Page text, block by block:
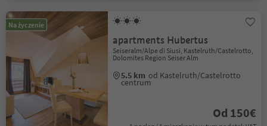
Na życzenie
apartments Hubertus
Seiseralm/Alpe di Siusi, Kastelruth/Castelrotto,
Dolomites Region Seiser Alm
5.5 km od Kastelruth/Castelrotto
centrum
Od 150€